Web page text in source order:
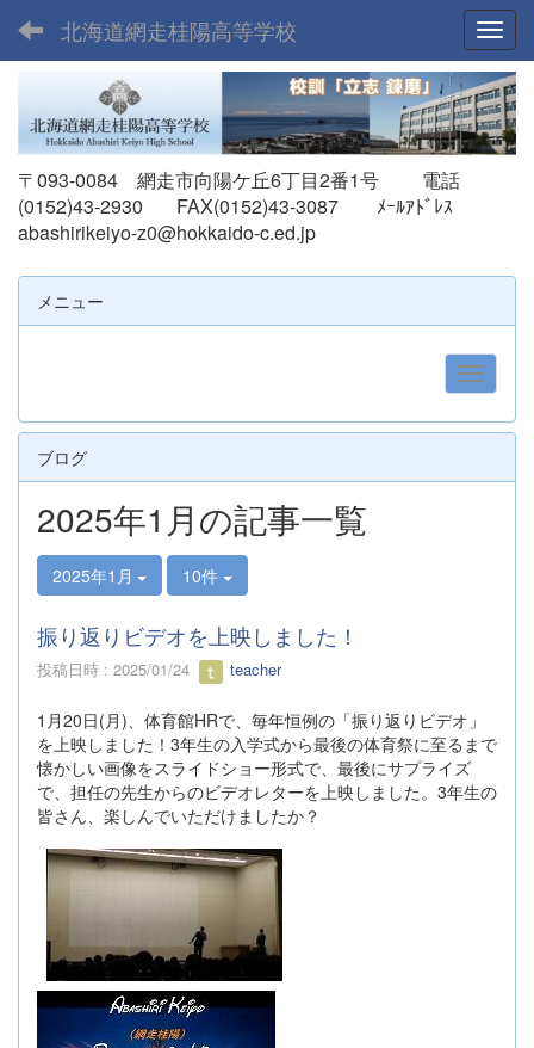
北海道網走桂陽高等学校
〒093-0084 網走市向陽ケ丘6丁目2番1号 電話
(0152)43-2930 FAX(0152)43-3087
ﾒｰﾙｱﾄﾞﾚｽ
abashirikeiyo-z0@hokkaido-c.ed.jp
メニュー
ブログ
2025年1月の記事一覧
2025年1月 10件
振り返りビデオを上映しました！
投稿日時 : 2025/01/24 teacher
1月20日(月)、体育館HRで、毎年恒例の「振り返りビデオ」
を上映しました！3年生の入学式から最後の体育祭に至るまで
懐かしい画像をスライドショー形式で、最後にサプライズ
で、担任の先生からのビデオレターを上映しました。3年生の
皆さん、楽しんでいただけましたか？